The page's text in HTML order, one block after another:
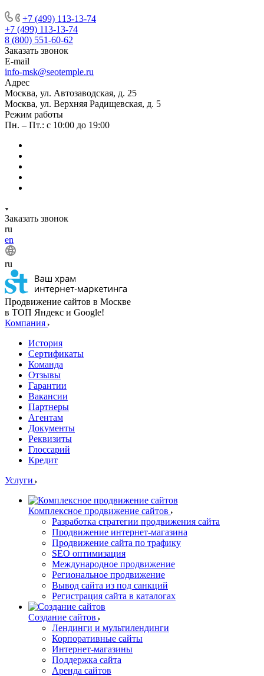
+7 (499) 113-13-74
+7 (499) 113-13-74
8 (800) 551-60-62
Заказать звонок
E-mail
info-msk@seotemple.ru
Адрес
Москва, ул. Автозаводская, д. 25
Москва, ул. Верхняя Радищевская, д. 5
Режим работы
Пн. – Пт.: с 10:00 до 19:00
Заказать звонок
ru
en
ru
Продвижение сайтов в Москве
в ТОП Яндекс и Google!
Компания
История
Сертификаты
Команда
Отзывы
Гарантии
Вакансии
Партнеры
Агентам
Документы
Реквизиты
Глоссарий
Кредит
Услуги
Комплексное продвижение сайтов
Разработка стратегии продвижения сайта
Продвижение интернет-магазина
Продвижение сайта по трафику
SEO оптимизация
Международное продвижение
Региональное продвижение
Вывод сайта из под санкций
Регистрация сайта в каталогах
Создание сайтов
Лендинги и мультилендинги
Корпоративные сайты
Интернет-магазины
Поддержка сайта
Аренда сайтов